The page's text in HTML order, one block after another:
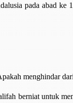
pada abad ke
menghindar
berniat untuk